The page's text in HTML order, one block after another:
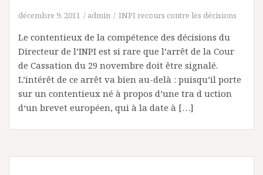
décembre 9, 2011 admin INPI recours contre les décisions
Le contentieux de la compétence des décisions du
Directeur de l’INPI est si rare que l’arrêt de la Cour
de Cassation du 29 novembre doit être signalé.
L’intérêt de ce arrêt va bien au-delà : puisqu’il porte
sur un contentieux né à propos d’une tra d uction
d‘un brevet européen, qui à la date à […]